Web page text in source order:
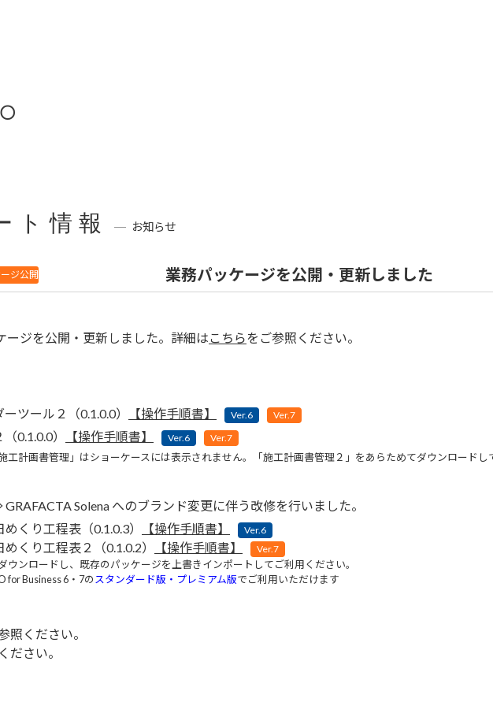
ト情報 お知らせ
ジ公開 業務パッケージを公開・更新しました
ージを公開・更新しました。詳細は こちらをご参照ください。
ツール２（0.1.0.0）
【操作手順書】 Ver.6 Ver.7
0.1.0.0） 【操作手順書】 Ver.6 Ver.7
工計画書管理」はショーケースには表示されません。「施工計画書管理２」をあらためてダウンロードし
Solena へのブランド変更に伴う改修を行いました。
くり工程表（0.1.0.3）
【操作手順書】 Ver.6
くり工程表２（0.1.0.2） 【操作手順書】 Ver.7
ウンロードし、既存のパッケージを上書きインポートしてご利用ください。
for Business 6・7の スタンダード版・プレミアム版でご利用いただけます
照ください。
ださい。